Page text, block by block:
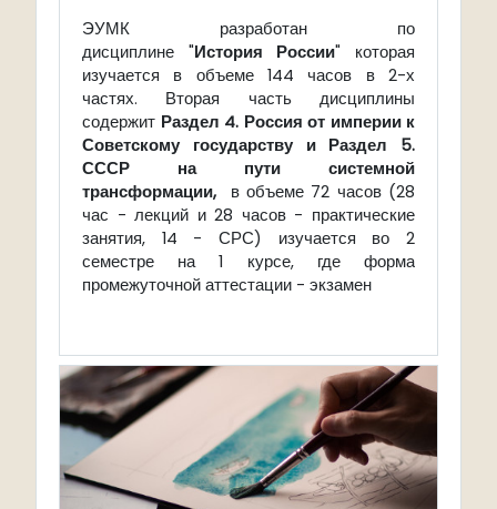
ЭУМК разработан по
дисциплине "История России" которая
изучается в объеме 144 часов в 2-х
частях. Вторая часть дисциплины
содержит Раздел 4. Россия от империи к
Советскому государству и Раздел 5.
СССР на пути системной
трансформации,
в объеме 72 часов (28
час - лекций и 28 часов - практические
занятия, 14 - СРС) изучается во 2
семестре на 1 курсе, где форма
промежуточной аттестации - экзамен